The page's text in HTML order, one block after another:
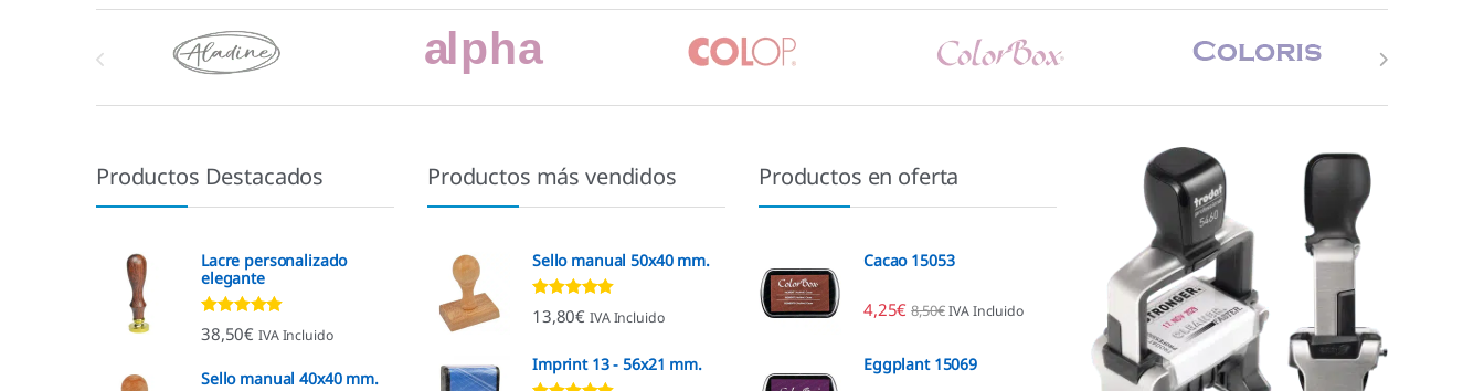
Marcas De Carrusel
Productos Destacados
Lacre personalizado
elegante
Valorado con
4.92de 5
38,50€ IVA Incluido
Sello manual 40x40 mm.
Productos más vendidos
Sello manual 50x40 mm.
Valorado con
4.80de 5
13,80€ IVA Incluido
Imprint 13 - 56x21 mm.
Productos en oferta
Cacao 15053
4,25€ 8,50€ IVA Incluido
Eggplant 15069